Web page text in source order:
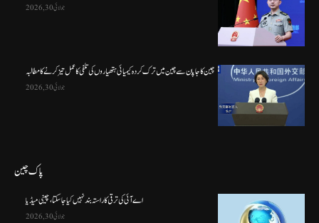
جولائی 30, 2026
چین کا جاپان سے چین میں ترک کردہ کیمیائی ہتھیاروں کی تلفی کا عمل تیز کرنے کا مطالبہ
جولائی 30, 2026
پاک چین
اے آئی کی ترقی کا راستہ بند نہیں کیا جا سکتا، چینی میڈیا
جولائی 30, 2026